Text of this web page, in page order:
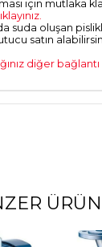
için mutlaka
suda oluşan
satın
diğer